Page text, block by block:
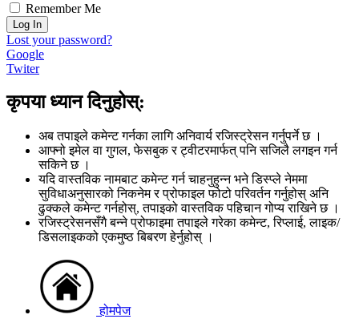
Remember Me
Log In
Lost your password?
Google
Twiter
कृपया ध्यान दिनुहोस्:
अब तपाइले कमेन्ट गर्नका लागि अनिवार्य रजिस्ट्रेसन गर्नुपर्ने छ ।
आफ्नो इमेल वा गुगल, फेसबुक र ट्वीटरमार्फत् पनि सजिलै लगइन गर्न
सकिने छ ।
यदि वास्तविक नामबाट कमेन्ट गर्न चाहनुहुन्न भने डिस्प्ले नेममा
सुविधाअनुसारको निकनेम र प्रोफाइल फोटो परिवर्तन गर्नुहोस् अनि
ढुक्कले कमेन्ट गर्नहोस्, तपाइको वास्तविक पहिचान गोप्य राखिने छ ।
रजिस्ट्रेसनसँगै बन्ने प्रोफाइमा तपाइले गरेका कमेन्ट, रिप्लाई, लाइक/
डिसलाइकको एकमुष्ठ बिबरण हेर्नुहोस् ।
होमपेज